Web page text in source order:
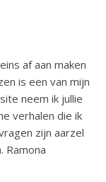
af aan maken
is een van mijn
neem ik jullie
verhalen die ik
zijn aarzel
Ramona